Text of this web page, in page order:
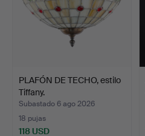
PLAFÓN DE TECHO, estilo
Tiffany.
Subastado 6 ago 2026
18 pujas
118 USD